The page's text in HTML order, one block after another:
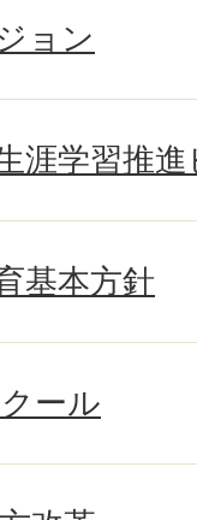
ョン
涯学習推
基本方針
ール